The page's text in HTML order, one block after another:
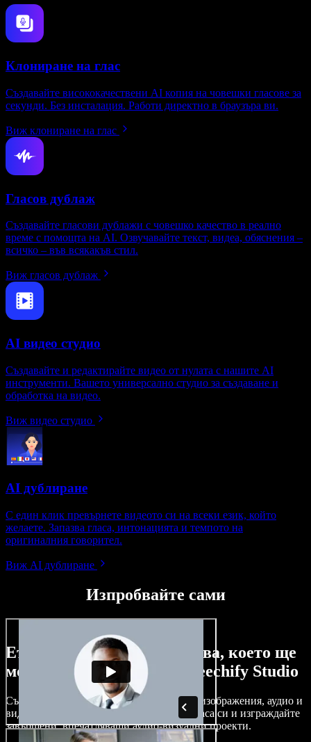
Клониране на глас
Създавайте висококачествени AI копия на човешки гласове за
секунди. Без инсталация. Работи директно в браузъра ви.
Виж клониране на глас
Гласов дублаж
Създавайте гласови дублажи с човешко качество в реално
време с помощта на AI. Озвучавайте текст, видеа, обяснения –
всичко – във всякакъв стил.
Виж гласов дублаж
AI видео студио
Създавайте и редактирайте видео от нулата с нашите AI
инструменти. Вашето универсално студио за създаване и
обработка на видео.
Виж видео студио
AI дублиране
С един клик превърнете видеото си на всеки език, който
желаете. Запазва гласа, интонацията и темпото на
оригиналния говорител.
Виж AI дублиране
Изпробвайте сами
Ето само малка част от това, което ще
можете да правите със Speechify Studio
Създавайте дублажи, добавяйте стокови изображения, аудио и
видео без авторски права, клонирайте гласа си и изграждайте
завършени, впечатляващи аудио-визуални проекти.